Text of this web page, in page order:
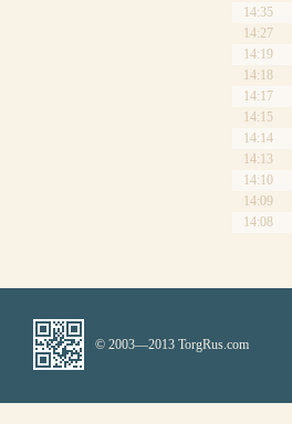
14:35
14:27
14:19
14:18
14:17
14:15
14:14
14:13
14:10
14:09
14:08
© 2003—2013 TorgRus.com